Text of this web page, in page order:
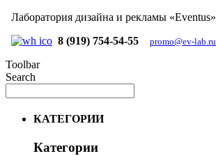
Лаборатория дизайна и рекламы «Eventus»
8 (919) 754-54-55
promo@ev-lab.ru
Toolbar
Search
КАТЕГОРИИ
Категории